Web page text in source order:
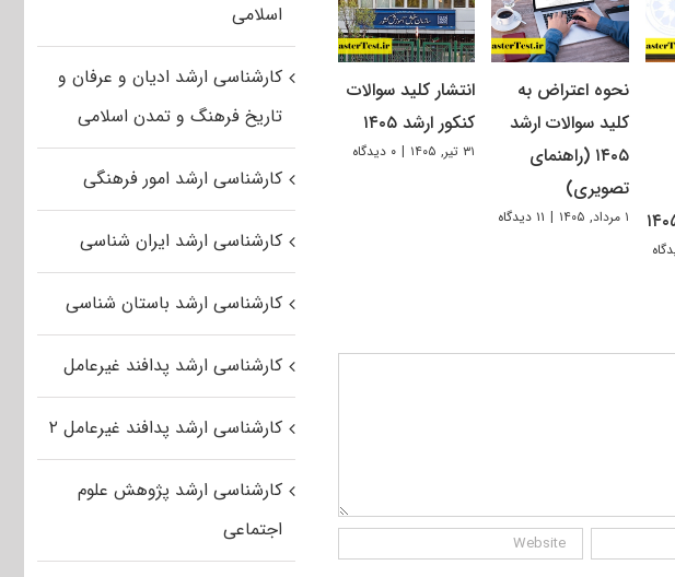
نحوه اعتراض به
کلید سوالات ارشد
۱۴۰۵ (راهنمای
تصویری)
۱ مرداد, ۱۴۰۵ | ۱۱ دیدگاه
انتشار کلید سوالات
کنکور ارشد ۱۴۰۵
۳۱ تیر, ۱۴۰۵ | ۰ دیدگاه
اسلامی
کارشناسی ارشد ادیان و عرفان و
تاریخ فرهنگ و تمدن اسلامی
کارشناسی ارشد امور فرهنگی
کارشناسی ارشد ایران شناسی
کارشناسی ارشد باستان شناسی
کارشناسی ارشد پدافند غیرعامل
کارشناسی ارشد پدافند غیرعامل ۲
کارشناسی ارشد پژوهش علوم
اجتماعی